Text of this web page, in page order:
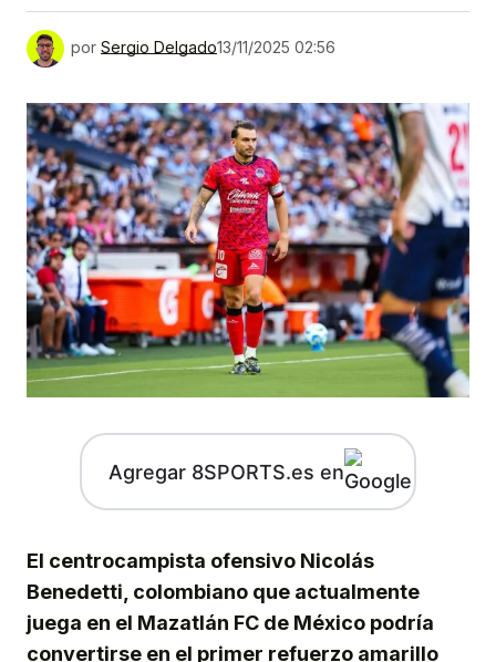
por Sergio Delgado13/11/2025 02:56
Agregar 8SPORTS.es en
El centrocampista ofensivo Nicolás
Benedetti, colombiano que actualmente
juega en el Mazatlán FC de México podría
convertirse en el primer refuerzo amarillo